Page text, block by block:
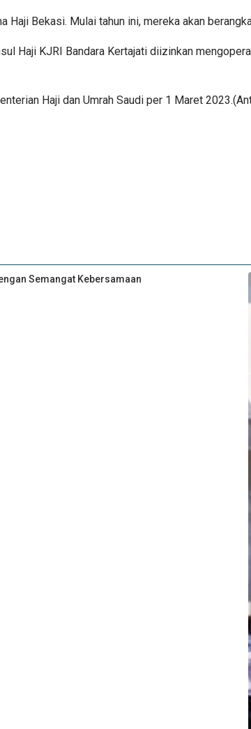
Bekasi. Mulai tahun ini, mereka akan
Haji KJRI Bandara Kertajati diizinkan
Haji dan Umrah Saudi per 1 Maret
Semangat Kebersamaan